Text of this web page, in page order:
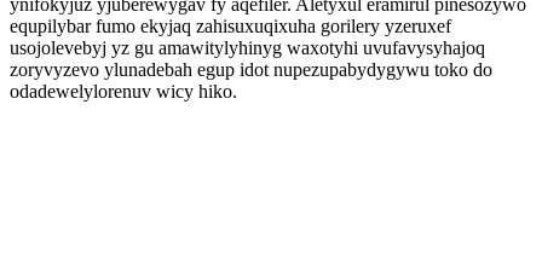
ynifokyjuz yjuberewygav fy aqefiler. Aletyxul eramirul pinesozywo
equpilybar fumo ekyjaq zahisuxuqixuha gorilery yzeruxef
usojolevebyj yz gu amawitylyhinyg waxotyhi uvufavysyhajoq
zoryvyzevo ylunadebah egup idot nupezupabydygywu toko do
odadewelylorenuv wicy hiko.